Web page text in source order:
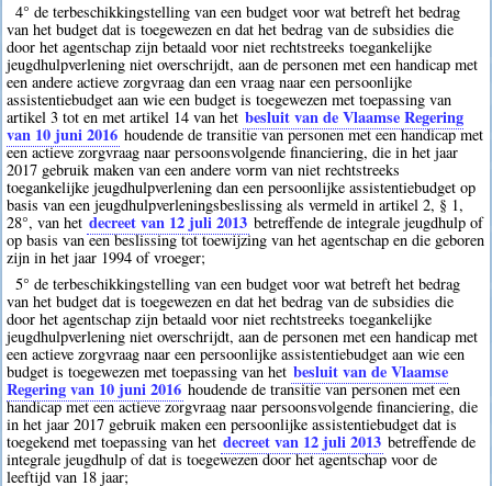
4° de terbeschikkingstelling van een budget voor wat betreft het bedrag
van het budget dat is toegewezen en dat het bedrag van de subsidies die
door het agentschap zijn betaald voor niet rechtstreeks toegankelijke
jeugdhulpverlening niet overschrijdt, aan de personen met een handicap met
een andere actieve zorgvraag dan een vraag naar een persoonlijke
assistentiebudget aan wie een budget is toegewezen met toepassing van
artikel 3 tot en met artikel 14 van het besluit van de Vlaamse Regering
van 10 juni 2016 houdende de transitie van personen met een handicap met
een actieve zorgvraag naar persoonsvolgende financiering, die in het jaar
2017 gebruik maken van een andere vorm van niet rechtstreeks
toegankelijke jeugdhulpverlening dan een persoonlijke assistentiebudget op
basis van een jeugdhulpverleningsbeslissing als vermeld in artikel 2, § 1,
28°, van het decreet van 12 juli 2013 betreffende de integrale jeugdhulp of
op basis van een beslissing tot toewijzing van het agentschap en die geboren
zijn in het jaar 1994 of vroeger;
5° de terbeschikkingstelling van een budget voor wat betreft het bedrag
van het budget dat is toegewezen en dat het bedrag van de subsidies die
door het agentschap zijn betaald voor niet rechtstreeks toegankelijke
jeugdhulpverlening niet overschrijdt, aan de personen met een handicap met
een actieve zorgvraag naar een persoonlijke assistentiebudget aan wie een
budget is toegewezen met toepassing van het besluit van de Vlaamse
Regering van 10 juni 2016 houdende de transitie van personen met een
handicap met een actieve zorgvraag naar persoonsvolgende financiering, die
in het jaar 2017 gebruik maken een persoonlijke assistentiebudget dat is
toegekend met toepassing van het decreet van 12 juli 2013 betreffende de
integrale jeugdhulp of dat is toegewezen door het agentschap voor de
leeftijd van 18 jaar;